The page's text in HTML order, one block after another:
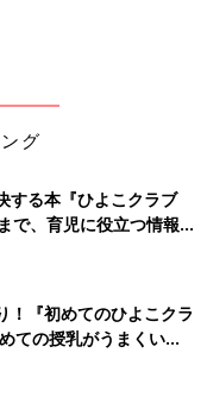
グ
する本『ひよこクラブ
、育児に役立つ情報が
！『初めてのひよこクラ
ての授乳がうまくい
と夏のトラブル 解決テ